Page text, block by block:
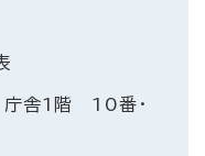
舎1階 10番・